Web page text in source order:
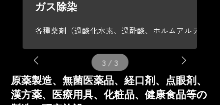
ージを残さず室内の細部にわたって施工します。
ガス除染
各種薬剤（過酸化水素、過酢酸、ホルムアルデヒ
3 / 3
原薬製造、無菌医薬品、経口剤、点眼剤、
漢方薬、医療用具、化粧品、健康食品等の